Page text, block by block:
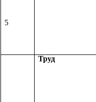
5
Труд